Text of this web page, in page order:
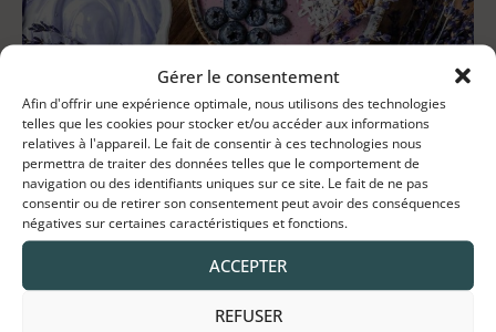
Gérer le consentement
Afin d'offrir une expérience optimale, nous utilisons des technologies
telles que les cookies pour stocker et/ou accéder aux informations
relatives à l'appareil. Le fait de consentir à ces technologies nous
permettra de traiter des données telles que le comportement de
navigation ou des identifiants uniques sur ce site. Le fait de ne pas
consentir ou de retirer son consentement peut avoir des conséquences
négatives sur certaines caractéristiques et fonctions.
ACCEPTER
REFUSER